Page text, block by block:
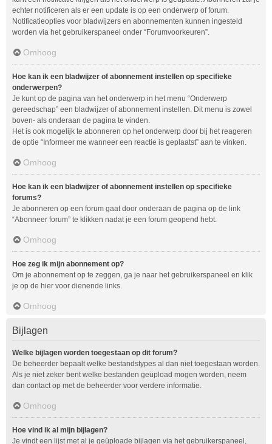
echter notificeren als er een update is op een onderwerp of forum.
Notificatieopties voor bladwijzers en abonnementen kunnen ingesteld
worden via het gebruikerspaneel onder “Forumvoorkeuren”.
Omhoog
Hoe kan ik een bladwijzer of abonnement instellen op specifieke
onderwerpen?
Je kunt op de pagina van het onderwerp in het menu “Onderwerp
gereedschap” een bladwijzer of abonnement instellen. Dit menu is zowel
boven- als onderaan de pagina te vinden.
Het is ook mogelijk te abonneren op het onderwerp door bij het reageren
de optie “Informeer me wanneer een reactie is geplaatst” aan te vinken.
Omhoog
Hoe kan ik een bladwijzer of abonnement instellen op specifieke
forums?
Je abonneren op een forum gaat door onderaan de pagina op de link
“Abonneer forum” te klikken nadat je een forum geopend hebt.
Omhoog
Hoe zeg ik mijn abonnement op?
Om je abonnement op te zeggen, ga je naar het gebruikerspaneel en klik
je op de hier voor dienende links.
Omhoog
Bijlagen
Welke bijlagen worden toegestaan op dit forum?
De beheerder bepaalt welke bestandstypes al dan niet toegestaan worden.
Als je niet zeker bent welke bestanden geüpload mogen worden, neem
dan contact op met de beheerder voor verdere informatie.
Omhoog
Hoe vind ik al mijn bijlagen?
Je vindt een lijst met al je geüploade bijlagen via het gebruikerspaneel,